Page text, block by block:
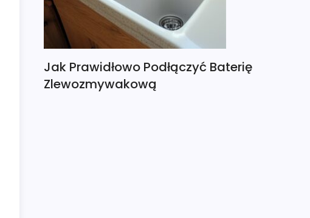
Jak Prawidłowo Podłączyć Baterię
Zlewozmywakową